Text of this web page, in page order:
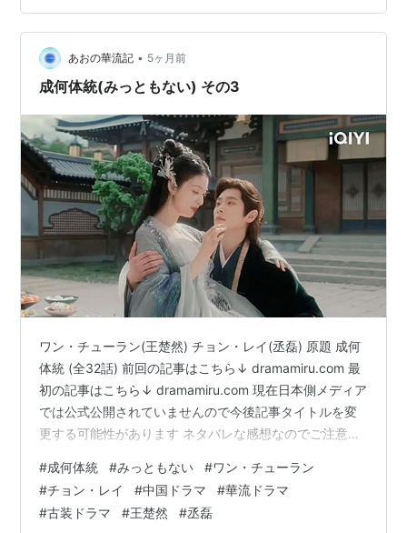
もの時代劇だと、まずはこの侍女から攻略して味方につ
けるものなんだけど、この侍女と晩音はな…
あおの華流記 • 5ヶ月前
成何体統(みっともない) その3
ワン・チューラン(王楚然) チョン・レイ(丞磊) 原題 成何
体統 (全32話) 前回の記事はこちら↓ dramamiru.com 最
初の記事はこちら↓ dramamiru.com 現在日本側メディア
では公式公開されていませんので今後記事タイトルを変
更する可能性があります ネタバレな感想なのでご注意！
ネタバレＯＫな方のみどうぞ 力強い味方が次々と陣営に
加わる。 胥堯を思いの外、瞬殺で失ってしまい、ふたり
ぼっちの戦いかと思えばここですごい味方がやってく
#成何体統 #みっともない #ワン・チューラン
#チョン・レイ #中国ドラマ #華流ドラマ
#古装ドラマ #王楚然 #丞磊